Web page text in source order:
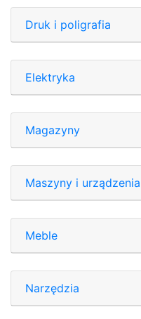
Druk i poligrafia
Elektryka
Magazyny
Maszyny i urządzenia
Meble
Narzędzia